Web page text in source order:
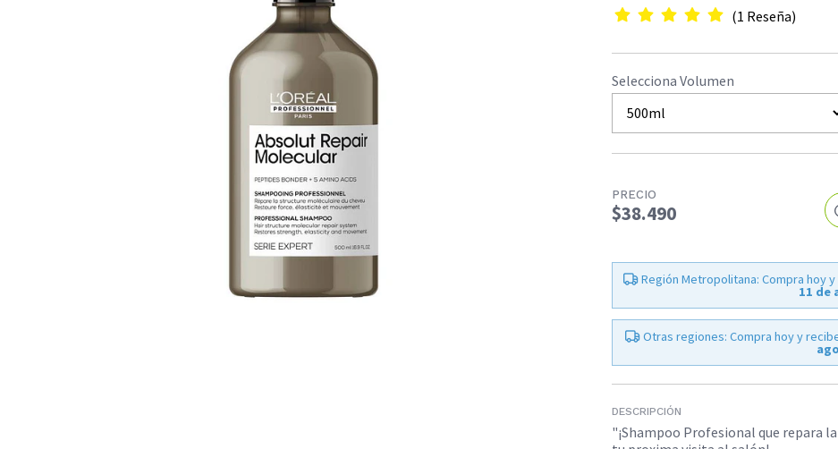
(1 Reseña)
Selecciona Volumen
PRECIO
$38.490
Región Metropolitana: Compra hoy
11 de
Otras regiones: Compra hoy y
DESCRIPCIÓN
"¡Shampoo Profesional que repara